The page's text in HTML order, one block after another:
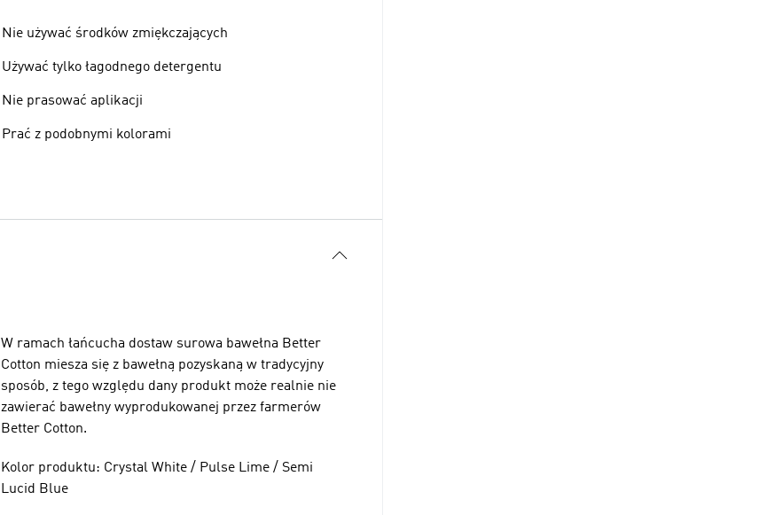
Nie używać środków zmiękczających
Używać tylko łagodnego detergentu
Nie prasować aplikacji
Prać z podobnymi kolorami
W ramach łańcucha dostaw surowa bawełna Better
Cotton miesza się z bawełną pozyskaną w tradycyjny
sposób, z tego względu dany produkt może realnie nie
zawierać bawełny wyprodukowanej przez farmerów
Better Cotton.
Kolor produktu: Crystal White / Pulse Lime / Semi
Lucid Blue